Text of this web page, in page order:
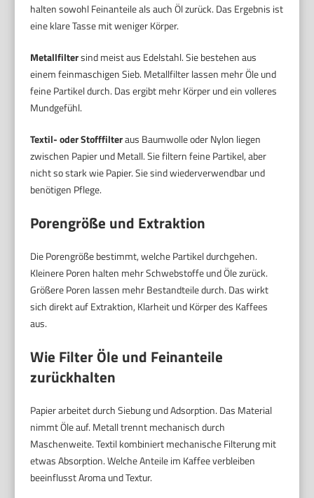
halten sowohl Feinanteile als auch Öl zurück. Das Ergebnis ist
eine klare Tasse mit weniger Körper.
Metallfiltersind meist aus Edelstahl. Sie bestehen aus
einem feinmaschigen Sieb. Metallfilter lassen mehr Öle und
feine Partikel durch. Das ergibt mehr Körper und ein volleres
Mundgefühl.
Textil- oder Stofffilteraus Baumwolle oder Nylon liegen
zwischen Papier und Metall. Sie filtern feine Partikel, aber
nicht so stark wie Papier. Sie sind wiederverwendbar und
benötigen Pflege.
Porengröße und Extraktion
Die Porengröße bestimmt, welche Partikel durchgehen.
Kleinere Poren halten mehr Schwebstoffe und Öle zurück.
Größere Poren lassen mehr Bestandteile durch. Das wirkt
sich direkt auf Extraktion, Klarheit und Körper des Kaffees
aus.
Wie Filter Öle und Feinanteile
zurückhalten
Papier arbeitet durch Siebung und Adsorption. Das Material
nimmt Öle auf. Metall trennt mechanisch durch
Maschenweite. Textil kombiniert mechanische Filterung mit
etwas Absorption. Welche Anteile im Kaffee verbleiben
beeinflusst Aroma und Textur.